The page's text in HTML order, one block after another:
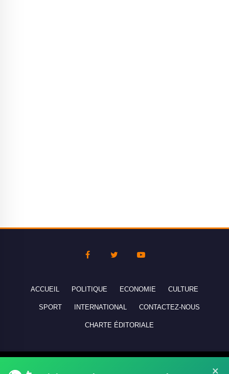
×
ACCUEIL POLITIQUE ECONOMIE CULTURE
SPORT INTERNATIONAL CONTACTEZ-NOUS
CHARTE ÉDITORIALE